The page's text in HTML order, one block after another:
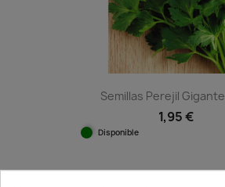
Semillas Perejil
1,95 €
Disponible